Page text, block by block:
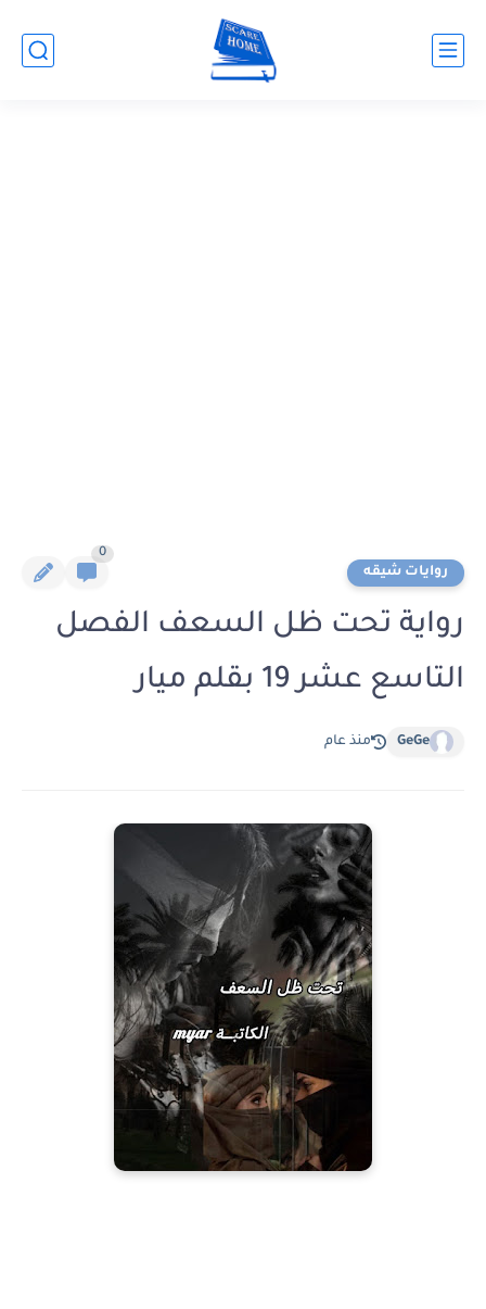
روايات شيقه
0
رواية تحت ظل السعف الفصل
التاسع عشر 19 بقلم ميار
GeGe منذ عام